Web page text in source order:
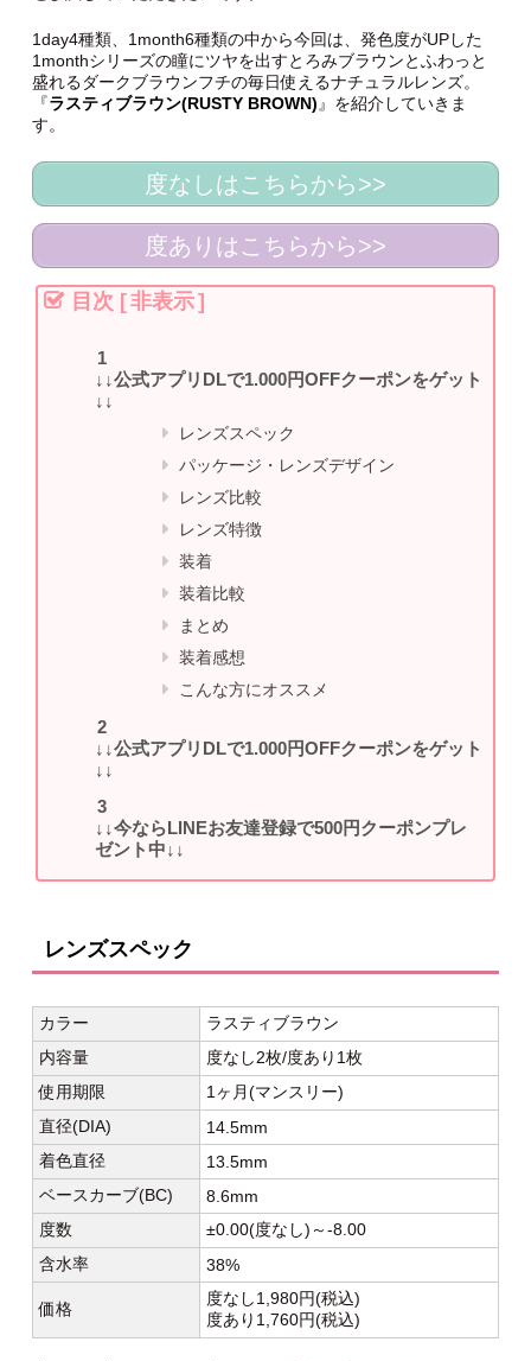
1day4種類、1month6種類の中から今回は、発色度がUPした
1monthシリーズの瞳にツヤを出すとろみブラウンとふわっと
盛れるダークブラウンフチの毎日使えるナチュラルレンズ。
『ラスティブラウン(RUSTY BROWN) 』を紹介していきま
す。
度なしはこちらから>>
度ありはこちらから>>
目次 [非表示]
↓↓公式アプリDLで1.000円OFFクーポンをゲット
↓↓
レンズスペック
パッケージ・レンズデザイン
レンズ比較
レンズ特徴
装着
装着比較
まとめ
装着感想
こんな方にオススメ
↓↓公式アプリDLで1.000円OFFクーポンをゲット
↓↓
↓↓今ならLINEお友達登録で500円クーポンプレ
ゼント中↓↓
レンズスペック
カラー
ラスティブラウン
内容量
度なし2枚/度あり1枚
使用期限
1ヶ月(マンスリー)
直径(DIA)
14.5mm
着色直径
13.5mm
ベースカーブ(BC)
8.6mm
度数
±0.00(度なし)～-8.00
含水率
38%
価格
度なし1,980円(税込)
度あり1,760円(税込)